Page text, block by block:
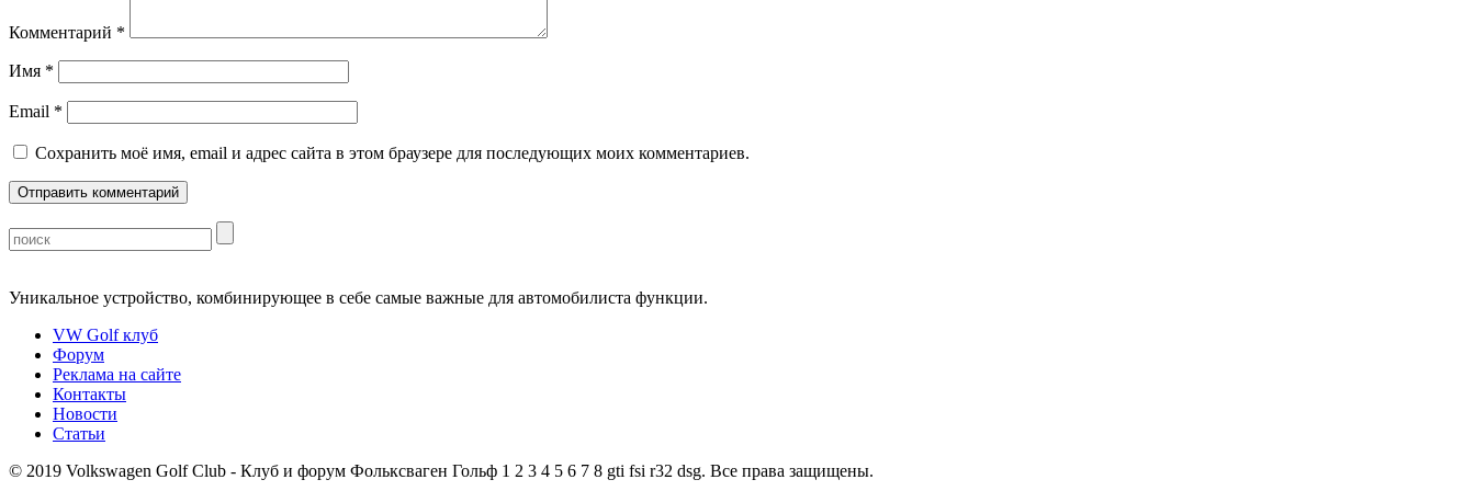
Комментарий *
Имя *
Email *
Сохранить моё имя, email и адрес сайта в этом браузере для последующих моих комментариев.
Уникальное устройство, комбинирующее в себе самые важные для автомобилиста функции.
VW Golf клуб
Форум
Реклама на сайте
Контакты
Новости
Статьи
© 2019 Volkswagen Golf Club - Клуб и форум Фольксваген Гольф 1 2 3 4 5 6 7 8 gti fsi r32 dsg. Все права защищены.